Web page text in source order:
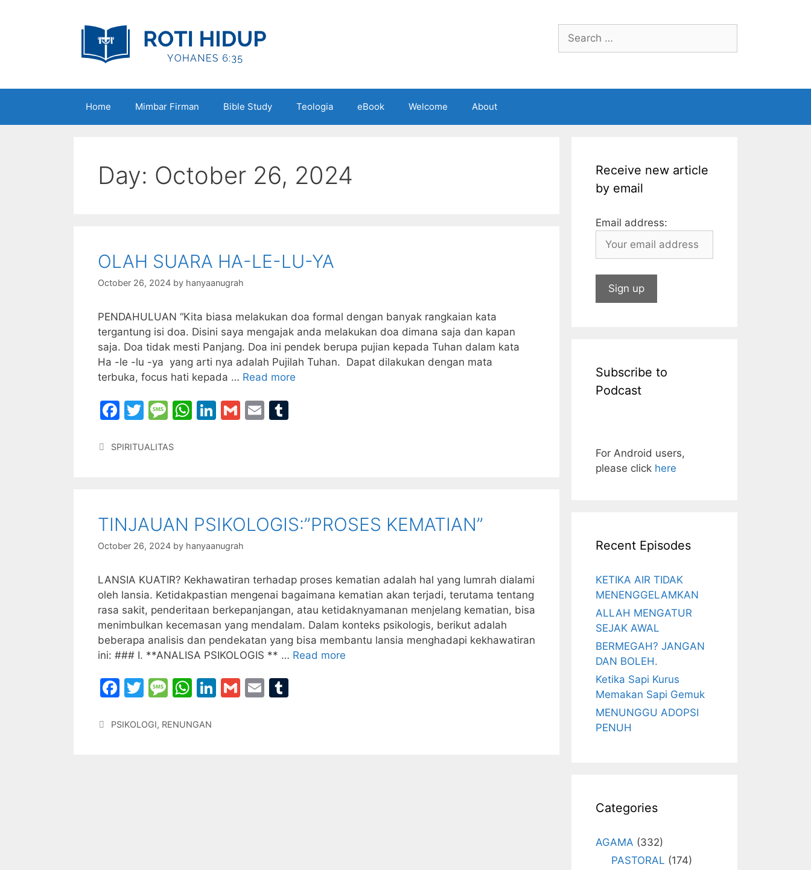
Search
for:
Home Mimbar Firman Bible Study Teologia eBook Welcome About
Day: October 26, 2024
OLAH SUARA HA-LE-LU-YA
October 26, 2024 by hanyaanugrah
PENDAHULUAN “Kita biasa melakukan doa formal dengan banyak rangkaian kata
tergantung isi doa. Disini saya mengajak anda melakukan doa dimana saja dan kapan
saja. Doa tidak mesti Panjang. Doa ini pendek berupa pujian kepada Tuhan dalam kata
Ha -le -lu -ya yang arti nya adalah Pujilah Tuhan. Dapat dilakukan dengan mata
terbuka, focus hati kepada … Read more
F
c
o
k
T
itt
M
s
e
W
p
Li G
E
Categories
SPIRITUALITAS
TINJAUAN PSIKOLOGIS:”PROSES KEMATIAN”
October 26, 2024 by hanyaanugrah
LANSIA KUATIR? Kekhawatiran terhadap proses kematian adalah hal yang lumrah dialami
oleh lansia. Ketidakpastian mengenai bagaimana kematian akan terjadi, terutama tentang
rasa sakit, penderitaan berkepanjangan, atau ketidaknyamanan menjelang kematian, bisa
menimbulkan kecemasan yang mendalam. Dalam konteks psikologis, berikut adalah
beberapa analisis dan pendekatan yang bisa membantu lansia menghadapi kekhawatiran
ini: ### I. **ANALISA PSIKOLOGIS ** … Read more
F
c
T
itt
M
s
W
at
Li G
E
Categories
PSIKOLOGI, RENUNGAN
Receive new article
by email
Email address:
Subscribe to
Podcast
For Android users,
please click here
Recent Episodes
KETIKA AIR TIDAK
MENENGGELAMKAN
ALLAH MENGATUR
SEJAK AWAL
BERMEGAH? JANGAN
DAN BOLEH.
Ketika Sapi Kurus
Memakan Sapi Gemuk
MENUNGGU ADOPSI
PENUH
Categories
AGAMA (332)
PASTORAL (174)